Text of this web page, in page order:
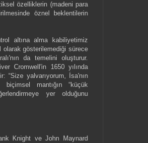
özelliklerin (madeni para
öznel beklentilerin
altına alma kabiliyetimiz
olarak gösterilemediği sürece
da temelini oluşturur.
Cromwell'in 1650 yılında
“Size yalvarıyorum, İsa'nın
biçimsel mantığın “küçük
yer olduğunu
Knight ve John Maynard